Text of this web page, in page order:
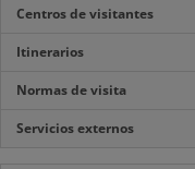
Centros de visitantes
Itinerarios
Normas de visita
Servicios externos